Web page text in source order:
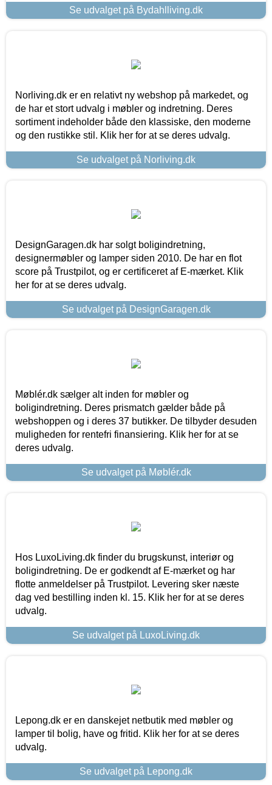
Se udvalget på Bydahlliving.dk
Norliving.dk er en relativt ny webshop på markedet, og
de har et stort udvalg i møbler og indretning. Deres
sortiment indeholder både den klassiske, den moderne
og den rustikke stil. Klik her for at se deres udvalg.
Se udvalget på Norliving.dk
DesignGaragen.dk har solgt boligindretning,
designermøbler og lamper siden 2010. De har en flot
score på Trustpilot, og er certificeret af E-mærket. Klik
her for at se deres udvalg.
Se udvalget på DesignGaragen.dk
Møblér.dk sælger alt inden for møbler og
boligindretning. Deres prismatch gælder både på
webshoppen og i deres 37 butikker. De tilbyder desuden
muligheden for rentefri finansiering. Klik her for at se
deres udvalg.
Se udvalget på Møblér.dk
Hos LuxoLiving.dk finder du brugskunst, interiør og
boligindretning. De er godkendt af E-mærket og har
flotte anmeldelser på Trustpilot. Levering sker næste
dag ved bestilling inden kl. 15. Klik her for at se deres
udvalg.
Se udvalget på LuxoLiving.dk
Lepong.dk er en danskejet netbutik med møbler og
lamper til bolig, have og fritid. Klik her for at se deres
udvalg.
Se udvalget på Lepong.dk